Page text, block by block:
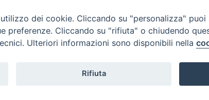
Editrice
dei cookie. Cliccando su "personalizza"
preferenze. Cliccando su "rifiuta" o chiudendo
Ulteriori informazioni sono disponibili nella
Rifiuta